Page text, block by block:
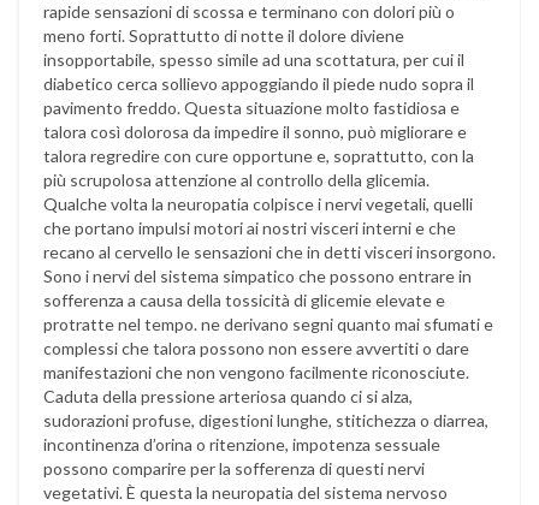
rapide sensazioni di scossa e terminano con dolori più o
meno forti. Soprattutto di notte il dolore diviene
insopportabile, spesso simile ad una scottatura, per cui il
diabetico cerca sollievo appoggiando il piede nudo sopra il
pavimento freddo. Questa situazione molto fastidiosa e
talora così dolorosa da impedire il sonno, può migliorare e
talora regredire con cure opportune e, soprattutto, con la
più scrupolosa attenzione al controllo della glicemia.
Qualche volta la neuropatia colpisce i nervi vegetali, quelli
che portano impulsi motori ai nostri visceri interni e che
recano al cervello le sensazioni che in detti visceri insorgono.
Sono i nervi del sistema simpatico che possono entrare in
sofferenza a causa della tossicità di glicemie elevate e
protratte nel tempo. ne derivano segni quanto mai sfumati e
complessi che talora possono non essere avvertiti o dare
manifestazioni che non vengono facilmente riconosciute.
Caduta della pressione arteriosa quando ci si alza,
sudorazioni profuse, digestioni lunghe, stitichezza o diarrea,
incontinenza d’orina o ritenzione, impotenza sessuale
possono comparire per la sofferenza di questi nervi
vegetativi. È questa la neuropatia del sistema nervoso